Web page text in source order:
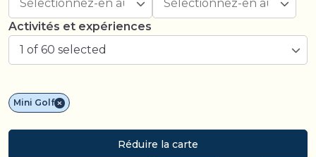
Activités et expériences
1 of 60 selected
Mini Golf
Réduire la carte